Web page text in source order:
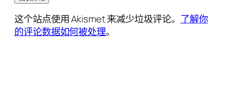
这个站点使用 Akismet 来减少垃圾评论。 了解你
的评论数据如何被处理。